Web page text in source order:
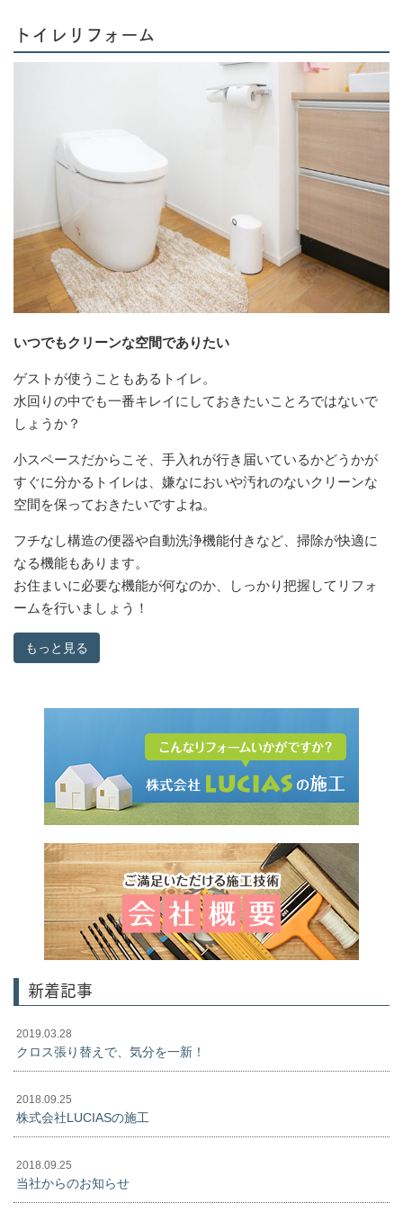
トイレリフォーム
いつでもクリーンな空間でありたい
ゲストが使うこともあるトイレ。
水回りの中でも一番キレイにしておきたいことろではないで
しょうか？
小スペースだからこそ、手入れが行き届いているかどうかが
すぐに分かるトイレは、嫌なにおいや汚れのないクリーンな
空間を保っておきたいですよね。
フチなし構造の便器や自動洗浄機能付きなど、掃除が快適に
なる機能もあります。
お住まいに必要な機能が何なのか、しっかり把握してリフォ
ームを行いましょう！
もっと見る
新着記事
2019.03.28
クロス張り替えで、気分を一新！
2018.09.25
株式会社LUCIASの施工
2018.09.25
当社からのお知らせ